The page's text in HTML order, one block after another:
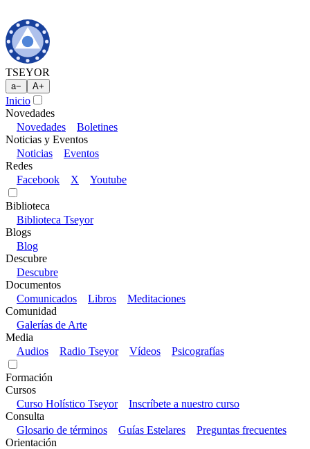
TSEYOR
a− A+
Inicio
Novedades
Novedades
Boletines
Noticias y Eventos
Noticias
Eventos
Redes
Facebook
X Youtube
Biblioteca
Biblioteca Tseyor
Blogs
Blog
Descubre
Descubre
Documentos
Comunicados
Libros
Meditaciones
Comunidad
Galerías de Arte
Media
Audios
Radio Tseyor Vídeos Psicografías
Formación
Cursos
Curso Holístico Tseyor
Inscríbete a nuestro curso
Consulta
Glosario de términos
Guías Estelares
Preguntas frecuentes
Orientación